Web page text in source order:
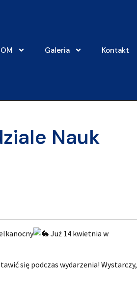
Galeria Kontakt
Nauk
Już 14 kwietnia w
się podczas wydarzenia! Wystarczy,